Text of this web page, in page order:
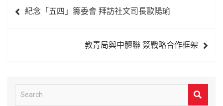
章 紀念「五四」籌委會 拜訪社文司長歐陽瑜
教青局與中體聯 簽戰略合作框架